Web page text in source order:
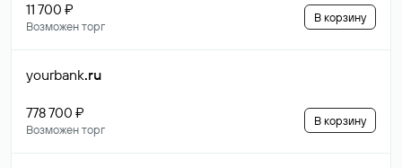
11 700 ₽
Возможен торг
В корзину
yourbank.ru
778 700 ₽
Возможен торг
В корзину